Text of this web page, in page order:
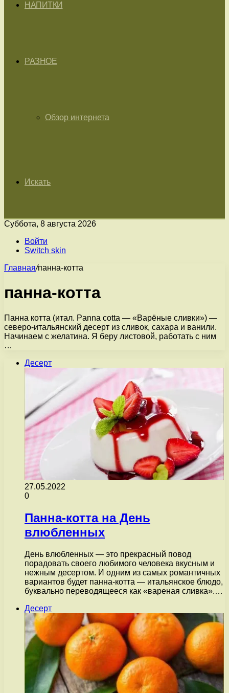
НАПИТКИ
РАЗНОЕ
Обзор интернета
Искать
Суббота, 8 августа 2026
Войти
Switch skin
Главная/панна-котта
панна-котта
Панна котта (итал. Panna cotta — «Варёные сливки») —
северо-итальянский десерт из сливок, сахара и ванили.
Начинаем с желатина. Я беру листовой, работать с ним
…
Десерт
27.05.2022
0
Панна-котта на День
влюбленных
День влюбленных — это прекрасный повод
порадовать своего любимого человека вкусным и
нежным десертом. И одним из самых романтичных
вариантов будет панна-котта — итальянское блюдо,
буквально переводящееся как «вареная сливка».…
Десерт